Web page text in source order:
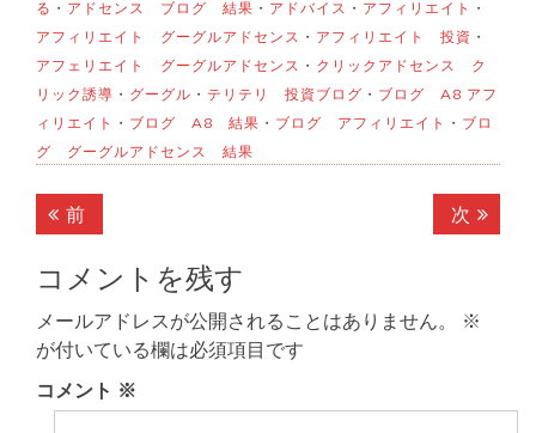
る ・ アドセンス ブログ 結果 ・ アドバイス ・ アフィリエイト ・
アフィリエイト グーグルアドセンス ・ アフィリエイト 投資 ・
アフェリエイト グーグルアドセンス ・ クリックアドセンス ク
リック誘導 ・ グーグル ・ テリテリ 投資ブログ ・ ブログ A8 アフ
ィリエイト ・ ブログ A8 結果 ・ ブログ アフィリエイト ・ ブロ
グ グーグルアドセンス 結果
投
ナ
ビ
ゲ
ー
前前
の
記
事:
次 次
の
コメントを残す
メールアドレスが公開されることはありません。
※
が付いている欄は必須項目です
コメント ※